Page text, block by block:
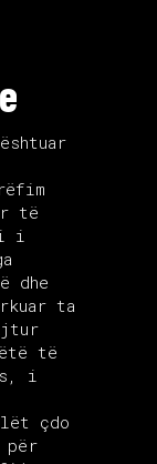
të
i
dhe
ta
të
i
çdo
për